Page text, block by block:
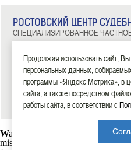
РОСТОВСКИЙ ЦЕНТР
СПЕЦИАЛИЗИРОВАННОЕ
Тел: 8 (863) 209-81-71, 8 (800) 100-34-
ГЛАВНАЯ|ЭКСПЕРТИЗЫ|НОВОСТИ
2006—2026 СЧУ «Ростовский центр
Warning
: mysql_connect():
mismatch. Headers:101113
Продолжая использовать сайт, Вы
персональных данных,
программы «Яндекс Метрика», в
сайта, а также посредством
работы сайта, в соответствии с